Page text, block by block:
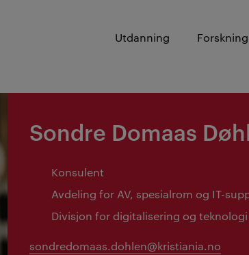
Utdanning Forskning
Sondre Domaas
Konsulent
Avdeling for AV, spesialrom og IT-
Divisjon for digitalisering og teknologi
sondredomaas.dohlen@kristiania.no